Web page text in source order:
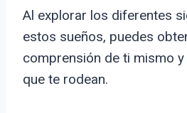
Al explorar los diferentes
estos sueños, puedes
comprensión de ti mismo
que te rodean.